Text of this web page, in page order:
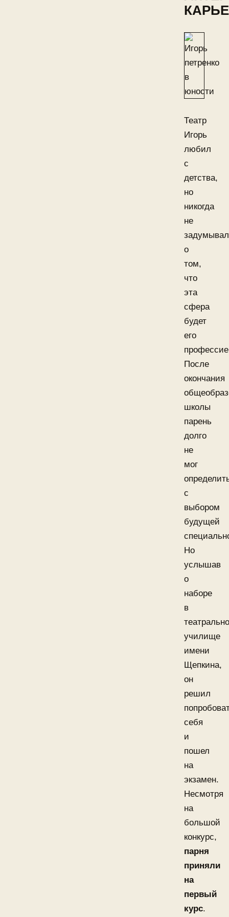
Театр
Игорь
любил
с
детства,
но
никогда
не
о
том,
что
эта
сфера
будет
его
После
окончания
школы
парень
долго
не
мог
с
выбором
будущей
Но
услышав
о
наборе
в
училище
имени
Щепкина,
он
решил
себя
и
пошел
на
экзамен.
Несмотря
на
большой
конкурс,
парня
приняли
на
первый
курс.